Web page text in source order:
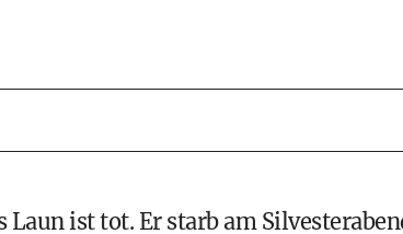
ist tot. Er starb am